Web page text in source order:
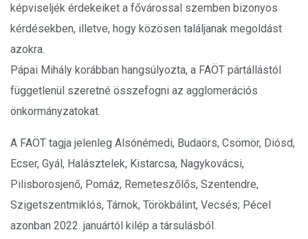
képviseljék érdekeiket a fővárossal szemben bizonyos
kérdésekben, illetve, hogy közösen találjanak megoldást
azokra.
Pápai Mihály korábban hangsúlyozta, a FAÖT pártállástól
függetlenül szeretné összefogni az agglomerációs
önkormányzatokat.
A FAÖT tagja jelenleg Alsónémedi, Budaörs, Csömör, Diósd,
Ecser, Gyál, Halásztelek, Kistarcsa, Nagykovácsi,
Pilisborosjenő, Pomáz, Remeteszőlős, Szentendre,
Szigetszentmiklós, Tárnok, Törökbálint, Vecsés; Pécel
azonban 2022. januártól kilép a társulásból.